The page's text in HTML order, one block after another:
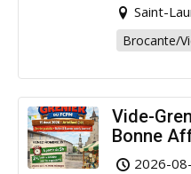
Saint-
Brocante/
Vide-
Bonne
Arinthod !
2026-